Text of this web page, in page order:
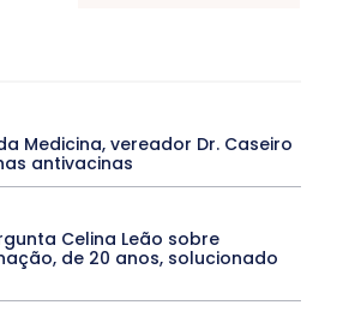
Crônica Política Crônicas
CULTURA
e Tal
DANÇA Dengue
Denuncia
DESTAQUE DF
E OPORTUNIDADES
Espírito Santo ESPORTE
ESTÁGIO
Febre Oropouche
FILMES
Goiás
Medicina, vereador Dr. Caseiro
antivacinas
Celina Leão sobre
de 20 anos, solucionado